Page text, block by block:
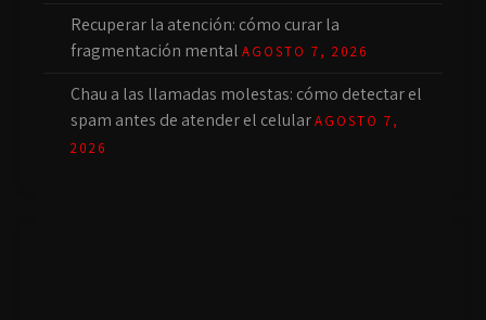
Recuperar la atención: cómo curar la
fragmentación mental AGOSTO 7, 2026
Chau a las llamadas molestas: cómo detectar el
spam antes de atender el celularAGOSTO 7,
2026